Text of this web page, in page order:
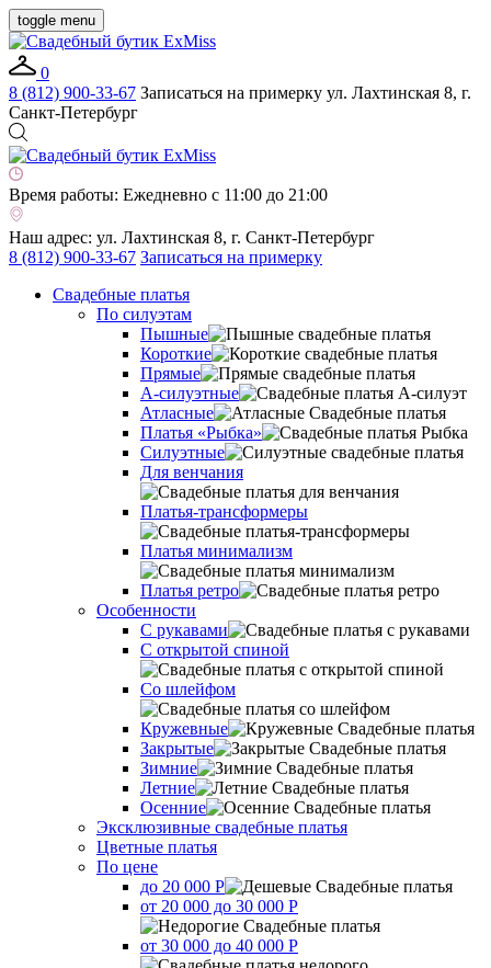
toggle menu
0
8 (812) 900-33-67 Записаться на примерку ул. Лахтинская 8, г.
Санкт-Петербург
Время работы: Ежедневно с 11:00 до 21:00
Наш адрес: ул. Лахтинская 8, г. Санкт-Петербург
8 (812) 900-33-67 Записаться на примерку
Свадебные платья
По силуэтам
Пышные
Короткие
Прямые
А-силуэтные
Атласные
Платья «Рыбка»
Силуэтные
Для венчания
Платья-трансформеры
Платья минимализм
Платья ретро
Оcобенности
С рукавами
С открытой спиной
Со шлейфом
Кружевные
Закрытые
Зимние
Летние
Осенние
Эксклюзивные свадебные платья
Цветные платья
По цене
до 20 000 Р
от 20 000 до 30 000 Р
от 30 000 до 40 000 Р